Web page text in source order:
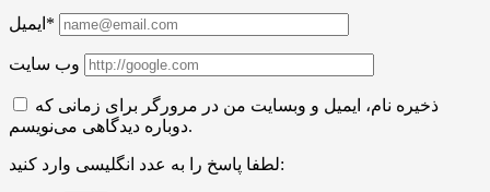
ایمیل*
وب سایت
ذخیره نام، ایمیل و وبسایت من در مرورگر برای زمانی که
دوباره دیدگاهی می‌نویسم.
لطفا پاسخ را به عدد انگلیسی وارد کنید: